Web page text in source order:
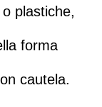
plastiche,
forma
cautela.